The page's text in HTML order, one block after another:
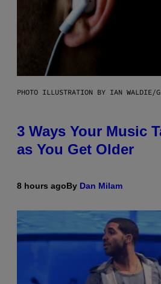
PHOTO ILLUSTRATION BY IAN WALDIE/
3 Ways Your Music
as You Get Older
8 hours agoBy Dan Milam